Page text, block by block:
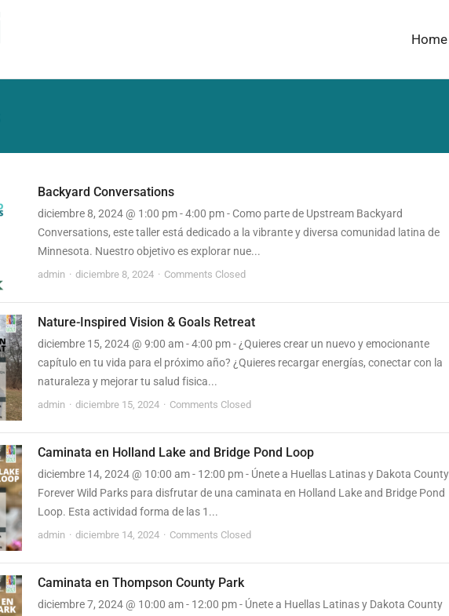
Home
Backyard Conversations
diciembre 8, 2024 @ 1:00 pm - 4:00 pm - Como parte de Upstream Backyard
Conversations, este taller está dedicado a la vibrante y diversa comunidad latina de
Minnesota. Nuestro objetivo es explorar nue...
admin diciembre 8, 2024 Comments Closed
Nature-Inspired Vision & Goals Retreat
diciembre 15, 2024 @ 9:00 am - 4:00 pm - ¿Quieres crear un nuevo y emocionante
capítulo en tu vida para el próximo año? ¿Quieres recargar energías, conectar con la
naturaleza y mejorar tu salud fisica...
admin diciembre 15, 2024 Comments Closed
Caminata en Holland Lake and Bridge Pond Loop
diciembre 14, 2024 @ 10:00 am - 12:00 pm - Únete a Huellas Latinas y Dakota County
Forever Wild Parks para disfrutar de una caminata en Holland Lake and Bridge Pond
Loop. Esta actividad forma de las 1...
admin diciembre 14, 2024 Comments Closed
Caminata en Thompson County Park
diciembre 7, 2024 @ 10:00 am - 12:00 pm - Únete a Huellas Latinas y Dakota County